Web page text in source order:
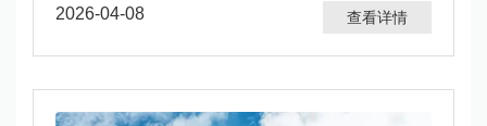
2026-04-08 查看详情